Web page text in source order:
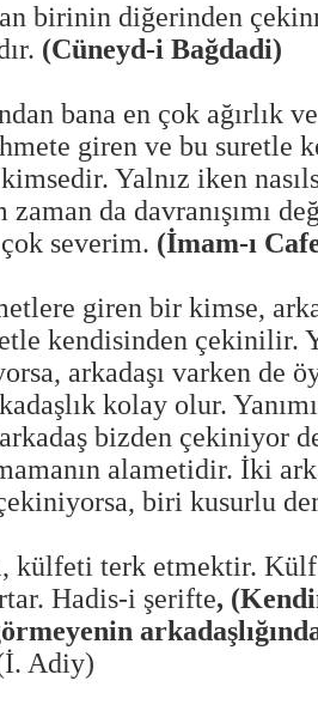
birinin diğerinden
(Cüneyd-i Bağdadi)
bana en çok ağırlık
giren ve bu suretle
Yalnız iken
zaman da davranışımı
severim. (İmam-ı
giren bir kimse,
kendisinden çekinilir.
arkadaşı varken de
kolay olur.
bizden çekiniyor
alametidir. İki
biri kusurlu
külfeti terk etmektir.
Hadis-i şerifte,
Adiy)